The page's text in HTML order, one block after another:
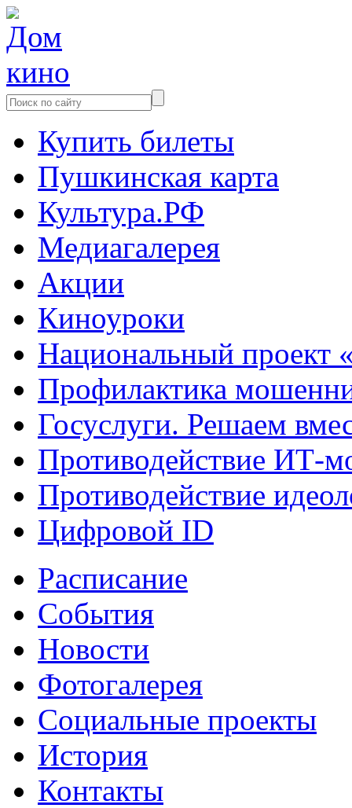
Купить билеты
Пушкинская карта
Культура.РФ
Медиагалерея
Акции
Киноуроки
Национальный проект
Профилактика
Госуслуги. Решаем
Противодействие ИТ-
Противодействие
Цифровой ID
Расписание
События
Новости
Фотогалерея
Социальные проекты
История
Контакты